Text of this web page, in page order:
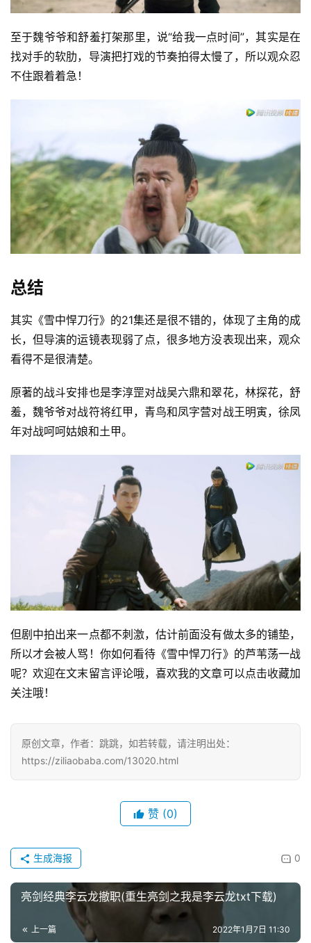
至于魏爷爷和舒羞打架那里，说“给我一点时间”，其实是在
找对手的软肋，导演把打戏的节奏拍得太慢了，所以观众忍
不住跟着着急！
总结
其实《雪中悍刀行》的21集还是很不错的，体现了主角的成
长，但导演的运镜表现弱了点，很多地方没表现出来，观众
看得不是很清楚。
原著的战斗安排也是李淳罡对战吴六鼎和翠花，林探花，舒
羞，魏爷爷对战符将红甲，青鸟和凤字营对战王明寅，徐凤
年对战呵呵姑娘和土甲。
但剧中拍出来一点都不刺激，估计前面没有做太多的铺垫，
所以才会被人骂！你如何看待《雪中悍刀行》的芦苇荡一战
呢？欢迎在文末留言评论哦，喜欢我的文章可以点击收藏加
关注哦！
原创文章，作者：跳跳，如若转载，请注明出处：
https://ziliaobaba.com/13020.html
赞 (0)
0
生成海报
亮剑经典李云龙撤职(重生亮剑之我是李云龙txt下载)
上一篇 2022年1月7日 11:30